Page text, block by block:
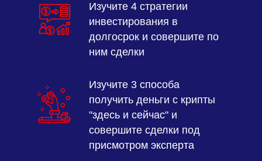
Изучите 4 стратегии
инвестирования в
долгосрок и совершите по
ним сделки
Изучите 3 способа
получить деньги с крипты
"здесь и сейчас" и
совершите сделки под
присмотром эксперта